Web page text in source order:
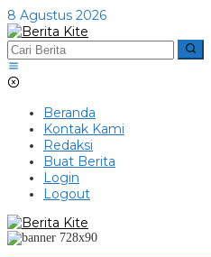
Lewati
ke
konten
8 Agustus 2026
Beranda
Kontak Kami
Redaksi
Buat Berita
Login
Logout